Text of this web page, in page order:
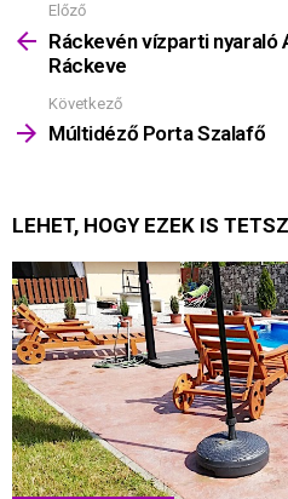
Mutass
többet
Előző
Ráckevén vízparti nyaraló
Ráckeve
Következő
Múltidéző Porta Szalafő
LEHET, HOGY EZEK IS